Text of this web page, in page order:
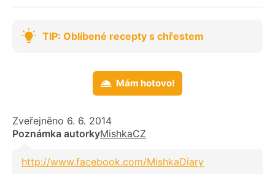
TIP: Oblíbené recepty s chřestem
Mám hotovo!
Zveřejněno 6. 6. 2014
Poznámka autorkyMishkaCZ
http://www.facebook.com/MishkaDiary